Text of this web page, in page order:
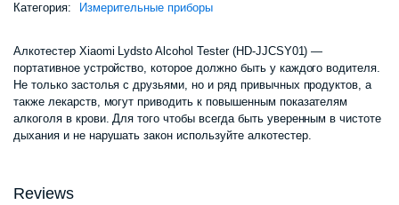
Категория: Измерительные приборы
Алкотестер Xiaomi Lydsto Alcohol Tester (HD-JJCSY01) —
портативное устройство, которое должно быть у каждого водителя.
Не только застолья с друзьями, но и ряд привычных продуктов, а
также лекарств, могут приводить к повышенным показателям
алкоголя в крови. Для того чтобы всегда быть уверенным в чистоте
дыхания и не нарушать закон используйте алкотестер.
Reviews